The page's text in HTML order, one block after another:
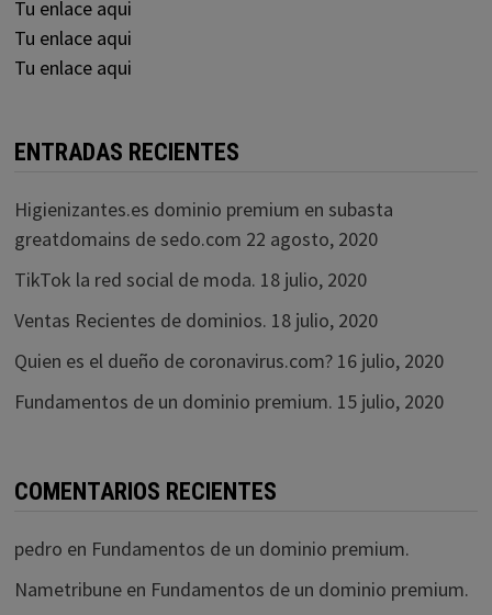
Tu enlace aqui
Tu enlace aqui
Tu enlace aqui
ENTRADAS RECIENTES
Higienizantes.es dominio premium en subasta
greatdomains de sedo.com 22 agosto, 2020
TikTok la red social de moda. 18 julio, 2020
Ventas Recientes de dominios. 18 julio, 2020
Quien es el dueño de coronavirus.com? 16 julio, 2020
Fundamentos de un dominio premium. 15 julio, 2020
COMENTARIOS RECIENTES
pedro en Fundamentos de un dominio premium.
Nametribuneen Fundamentos de un dominio premium.